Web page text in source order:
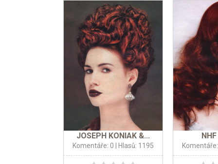
JOSEPH KONIAK &...
Komentáře: 0 | Hlasů: 1195